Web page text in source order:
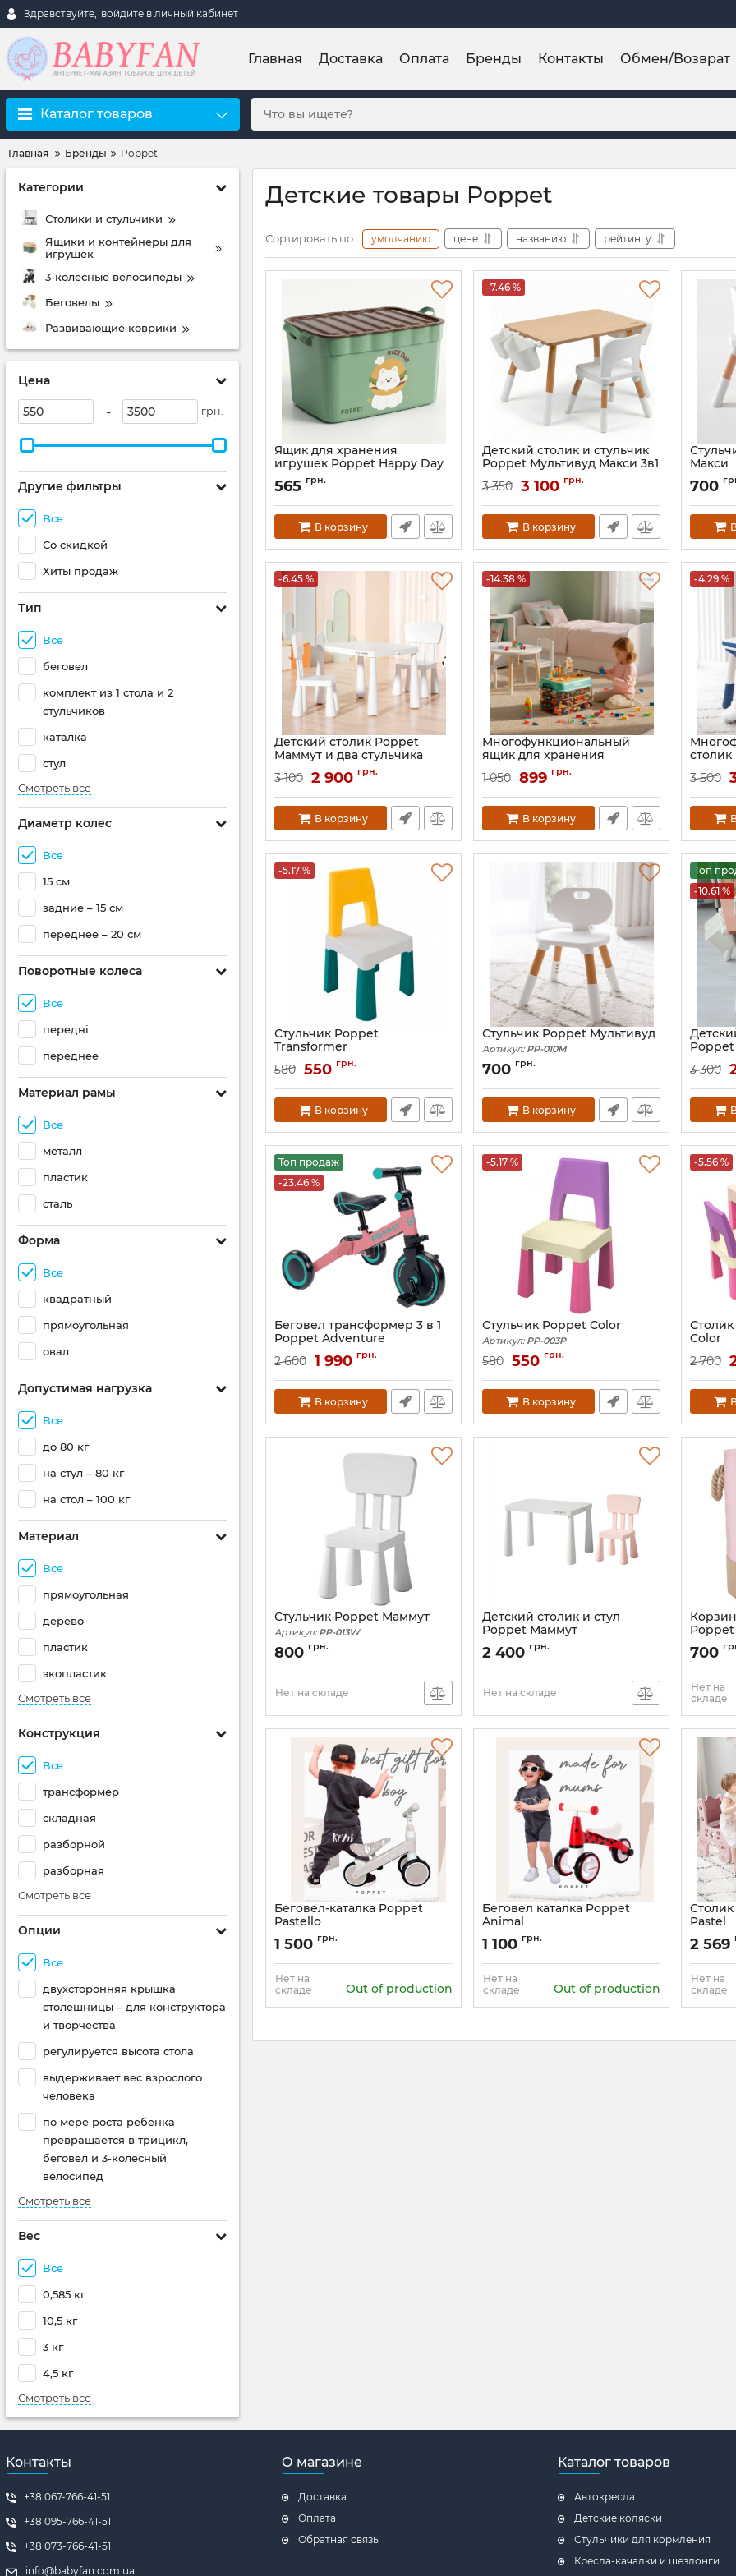
Здравствуйте, войдите в личный кабинет
Главная Доставка Оплата Бренды Контакты Обмен/Возврат
Каталог товаров
Главная Бренды Poppet
Категории
Столики и стульчики
Ящики и контейнеры для
игрушек
3-колесные велосипеды
Беговелы
Развивающие коврики
Цена
- грн.
Другие фильтры
Все
Со скидкой
Хиты продаж
Тип
Все
беговел
комплект из 1 стола и 2
стульчиков
каталка
стул
Смотреть все
Диаметр колес
Все
15 см
задние – 15 см
переднее – 20 см
Поворотные колеса
Все
передні
переднее
Материал рамы
Все
металл
пластик
сталь
Форма
Все
квадратный
прямоугольная
овал
Допустимая нагрузка
Все
до 80 кг
на стул – 80 кг
на стол – 100 кг
Материал
Все
прямоугольная
дерево
пластик
экопластик
Смотреть все
Конструкция
Все
трансформер
складная
разборной
разборная
Смотреть все
Опции
Все
двухсторонняя крышка
столешницы – для конструктора
и творчества
регулируется высота стола
выдерживает вес взрослого
человека
по мере роста ребенка
превращается в трицикл,
беговел и 3-колесный
велосипед
Смотреть все
Вес
Все
0,585 кг
10,5 кг
3 кг
4,5 кг
Смотреть все
Детские товары Poppet
Сортировать по: умолчанию цене названию рейтингу
Ящик для хранения
игрушек Poppet Happy Day
Артикул:PP-009W-L
565 грн.
В корзину
-7.46 %
Детский столик и стульчик
Poppet Мультивуд Макси 3в1
Артикул:PP-016W
3 350 3 100 грн.
В корзину
Макси
Артикул:
700
-6.45 %
Детский столик Poppet
Маммут и два стульчика
Артикул: PP-012TBP-2
3 100 2 900 грн.
В корзину
-14.38 %
Многофункциональный
ящик для хранения
игрушек Poppet Блокбокс
Артикул:PP-007-G-3
1 050 899 грн.
В корзину
-4.29 %
Артикул:
3 500
-5.17 %
Стульчик Poppet
Transformer
Артикул:PP-003T
580 550 грн.
В корзину
Стульчик Poppet Мультивуд
Артикул:PP-010M
700 грн.
В корзину
Топ
-10.61 %
Poppet
Артикул:
3 300
Топ продаж
-23.46 %
Беговел трансформер 3 в 1
Poppet Adventure
Артикул:PP-1703P
2 600 1 990 грн.
В корзину
-5.17 %
Стульчик Poppet Color
Артикул:PP-003P
580 550 грн.
В корзину
-5.56 %
Color
Артикул:
2 700
Стульчик Poppet Маммут
Артикул:PP-013W
800 грн.
Нет на складе
Детский столик и стул
Poppet Маммут
Артикул: PP-012WBP
2 400 грн.
Нет на складе
Poppet
Артикул:
700
Нет на
складе
Беговел-каталка Poppet
Pastello
Артикул:PP-1607N
1 500 грн.
Нет на
складе
Out of production
Беговел каталка Poppet
Animal
Артикул:PP-1603R
1 100 грн.
Нет на
складе
Out of production
Pastel
Артикул:
2 569
Нет на
складе
Контакты
+38 067-766-41-51
+38 ‎095-766-41-51
+38 ‎073-766-41-51
info@babyfan.com.ua
О магазине
Доставка
Оплата
Обратная связь
Каталог товаров
Автокресла
Детские коляски
Стульчики для кормления
Кресла-качалки и шезлонги